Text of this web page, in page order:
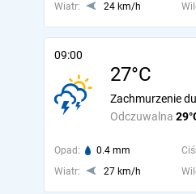
Wiatr:
24 km/h
09:00
27°C
Odczuwalna
Zachmurzenie
Opad: 0.4 mm
Wiatr:
27 km/h